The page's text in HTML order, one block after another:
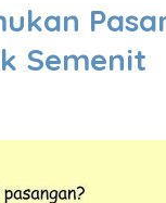
Semenit